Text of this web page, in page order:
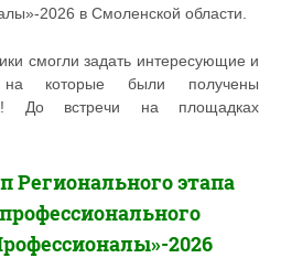
2026 в Смоленской области.
смогли задать интересующие и
на которые были получены
До встречи на площадках
Регионального этапа
2026